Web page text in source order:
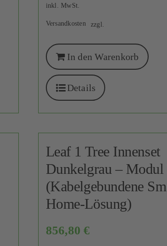
inkl. MwSt.
zzgl.
Versandkosten
In den Warenkorb
Details
Leaf 1 Tree Innenset
Dunkelgrau – Modul
(Kabelgebundene
Home-Lösung)
856,80€